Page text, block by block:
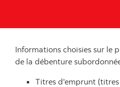
Informations choisies sur le
de la débenture
Titres d'emprunt